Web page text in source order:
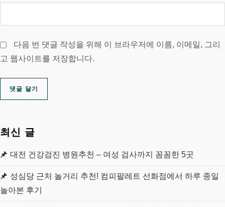
다음 번 댓글 작성을 위해 이 브라우저에 이름, 이메일, 그리
고 웹사이트를 저장합니다.
최신 글
대전 건강검진 병원추천 – 여성 검사까지 꼼꼼한 5곳
성심당 근처 놀거리 추천! 컴피팔레트 선화점에서 하루 종일
놀아본 후기